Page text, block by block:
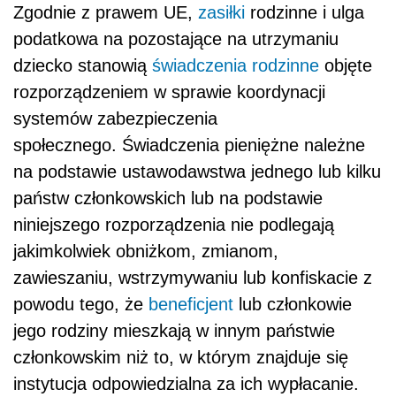
Zgodnie z prawem UE, zasiłki rodzinne i ulga
podatkowa na pozostające na utrzymaniu
dziecko stanowią świadczenia rodzinne objęte
rozporządzeniem w sprawie koordynacji
systemów zabezpieczenia
społecznego. Świadczenia pieniężne należne
na podstawie ustawodawstwa jednego lub kilku
państw członkowskich lub na podstawie
niniejszego rozporządzenia nie podlegają
jakimkolwiek obniżkom, zmianom,
zawieszaniu, wstrzymywaniu lub konfiskacie z
powodu tego, że beneficjent lub członkowie
jego rodziny mieszkają w innym państwie
członkowskim niż to, w którym znajduje się
instytucja odpowiedzialna za ich wypłacanie.